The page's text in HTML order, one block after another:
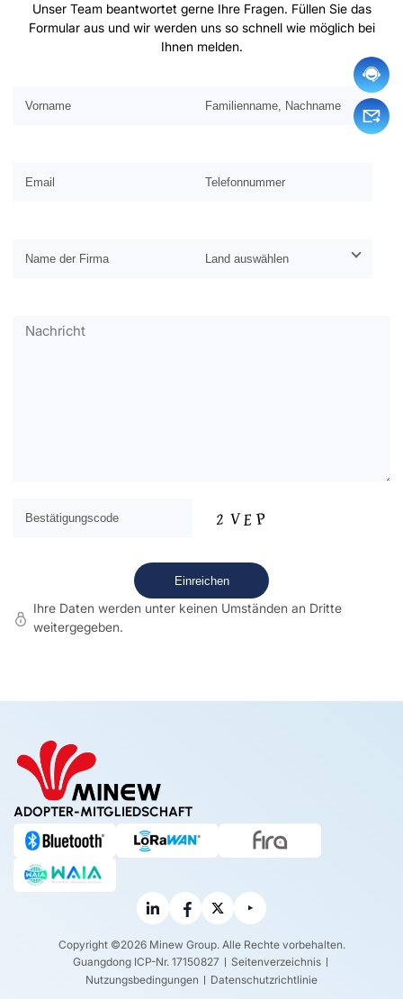
Unser Team beantwortet gerne Ihre Fragen. Füllen Sie das
Formular aus und wir werden uns so schnell wie möglich bei
Ihnen melden.
Ihre Daten werden unter keinen Umständen an Dritte
weitergegeben.
ADOPTER-MITGLIEDSCHAFT
Copyright ©2026 Minew Group. Alle Rechte vorbehalten.
Guangdong ICP-Nr. 17150827
Seitenverzeichnis
Nutzungsbedingungen
Datenschutzrichtlinie